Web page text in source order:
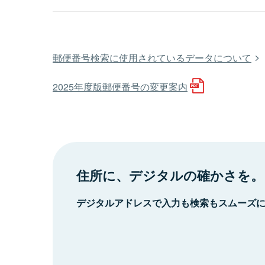
郵便番号検索に使用されているデータについて
2025年度版郵便番号の変更案内
住所に、デジタルの確かさを。
デジタルアドレスで入力も検索もスムーズ